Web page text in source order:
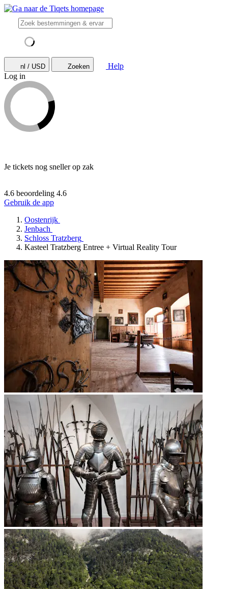
nl / USD Zoeken
Help
Log in
Je tickets nog sneller op zak
4.6 beoordeling 4.6
Gebruik de app
Oostenrijk
Jenbach
Schloss Tratzberg
Kasteel Tratzberg Entree + Virtual Reality Tour